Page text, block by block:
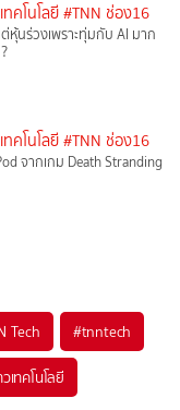
คโนโลยี #TNN ช่อง16
ต่หุ้นร่วงเพราะทุ่มกับ AI มาก
คโนโลยี #TNN ช่อง16
จากเกม Death Stranding
Tech #tnntech
เทคโนโลยี